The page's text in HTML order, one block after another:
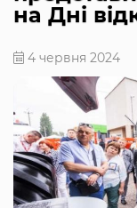
на Дні
4 червня 2024